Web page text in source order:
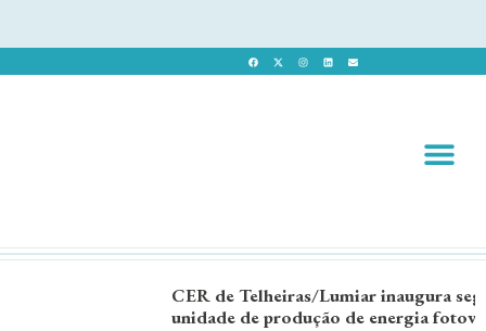
CER de Telheiras/Lumiar inaugura
unidade de produção de energia